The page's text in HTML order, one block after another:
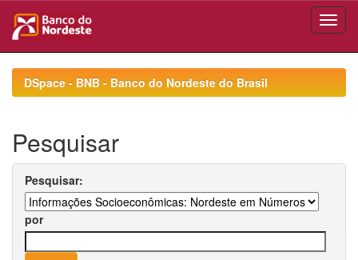
navigationDSpace - BNB - Banco do Nordeste do Brasil
Pesquisar
Pesquisar:
por